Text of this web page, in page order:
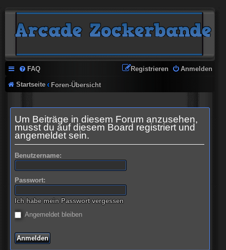
FAQ Anmelden
Registrieren
Startseite Foren-Übersicht
Um Beiträge in diesem Forum anzusehen,
musst du auf diesem Board registriert und
angemeldet sein.
Benutzername:
Passwort:
Ich habe mein Passwort vergessen
Angemeldet bleiben